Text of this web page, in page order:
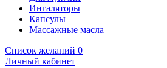
Ингаляторы
Капсулы
Массажные масла
Список желаний 0
Личный кабинет